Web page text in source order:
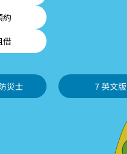
約
借
災士 7 英文版